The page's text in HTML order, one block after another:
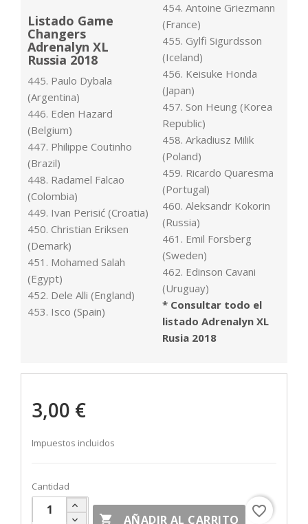
Listado Game
Changers
Adrenalyn XL
Russia 2018
445. Paulo Dybala
(Argentina)
446. Eden Hazard
(Belgium)
447. Philippe Coutinho
(Brazil)
448. Radamel Falcao
(Colombia)
449. Ivan Perisić (Croatia)
450. Christian Eriksen
(Demark)
451. Mohamed Salah
(Egypt)
452. Dele Alli (England)
453. Isco (Spain)
454. Antoine Griezmann
(France)
455. Gylfi Sigurdsson
(Iceland)
456. Keisuke Honda
(Japan)
457. Son Heung (Korea
Republic)
458. Arkadiusz Milik
(Poland)
459. Ricardo Quaresma
(Portugal)
460. Aleksandr Kokorin
(Russia)
461. Emil Forsberg
(Sweden)
462. Edinson Cavani
(Uruguay)
* Consultar todo el
listado Adrenalyn XL
Rusia 2018
3,00 €
Impuestos incluidos
Cantidad
 AÑADIR AL CARRITO
favorite_border